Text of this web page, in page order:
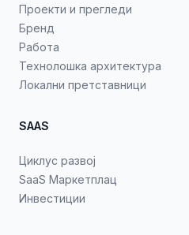
Проекти и прегледи
Бренд
Работа
Технолошка архитектура
Локални претставници
SAAS
Циклус развој
SaaS Маркетплац
Инвестиции